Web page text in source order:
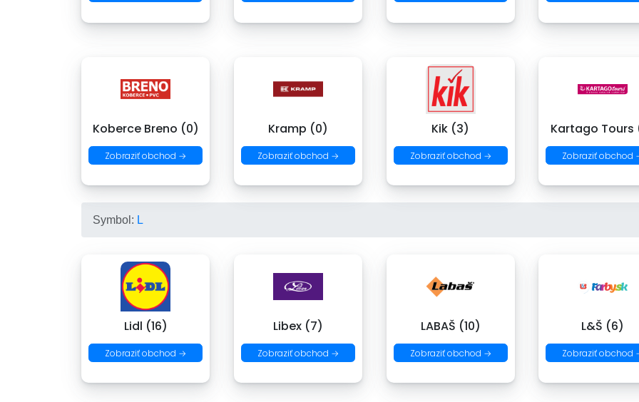
Koberce Breno (0)
Zobraziť obchod →
Kramp (0)
Zobraziť obchod →
Kik (3)
Zobraziť obchod →
Kartago Tours
Zobraziť obchod
Symbol: L
Lidl (16)
Zobraziť obchod →
Libex (7)
Zobraziť obchod →
LABAŠ (10)
Zobraziť obchod →
L&Š (6)
Zobraziť obchod